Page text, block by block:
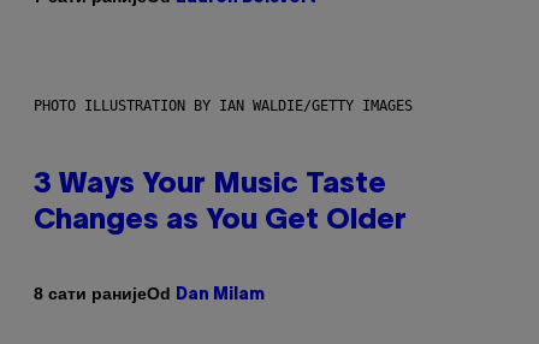
PHOTO ILLUSTRATION BY IAN WALDIE/GETTY IMAGES
3 Ways Your Music Taste
Changes as You Get Older
8 сати ранијеOd Dan Milam